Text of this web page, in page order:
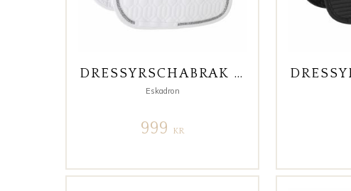
DRESSYRSCHABRAK SOFTSHELL JEWEL VIT
Eskadron
999 KR